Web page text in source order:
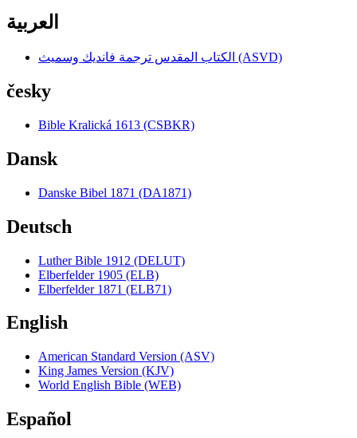
العربية
الكتاب المقدس ترجمة فانديك وسميث (ASVD)
česky
Bible Kralická 1613 (CSBKR)
Dansk
Danske Bibel 1871 (DA1871)
Deutsch
Luther Bible 1912 (DELUT)
Elberfelder 1905 (ELB)
Elberfelder 1871 (ELB71)
English
American Standard Version (ASV)
King James Version (KJV)
World English Bible (WEB)
Español